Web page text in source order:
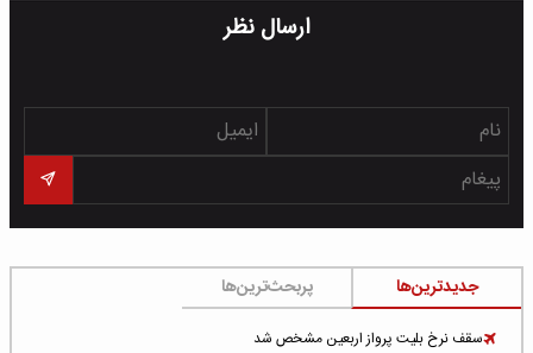
ارسال نظر
جدیدترین‌ها پربحث‌ترین‌ها
سقف نرخ بلیت پرواز اربعین مشخص شد